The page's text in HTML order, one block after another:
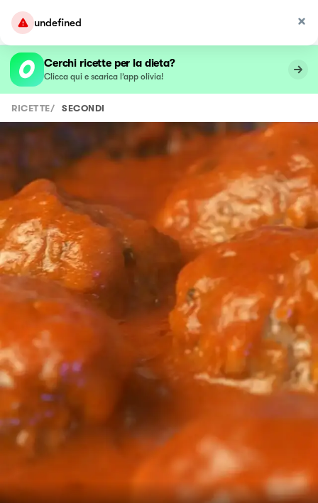
undefined
Cerchi ricette per la dieta?
Clicca qui e scarica l’app olivia!
RICETTE/ SECONDI